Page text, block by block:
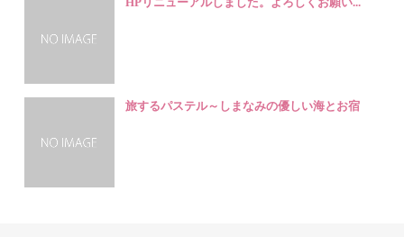
旅するパステル～しまなみの優しい海とお宿